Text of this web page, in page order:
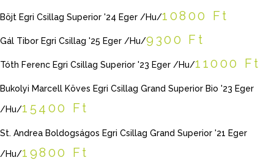
Böjt Egri Csillag Superior '24 Eger /Hu/10800 Ft
Gál Tibor Egri Csillag '25 Eger /Hu/9300 Ft
Tóth Ferenc Egri Csillag Superior '23 Eger /Hu/11000 Ft
Bukolyi Marcell Köves Egri Csillag Grand Superior Bio '23 Eger
/Hu/15400 Ft
St. Andrea Boldogságos Egri Csillag Grand Superior '21 Eger
/Hu/19800 Ft